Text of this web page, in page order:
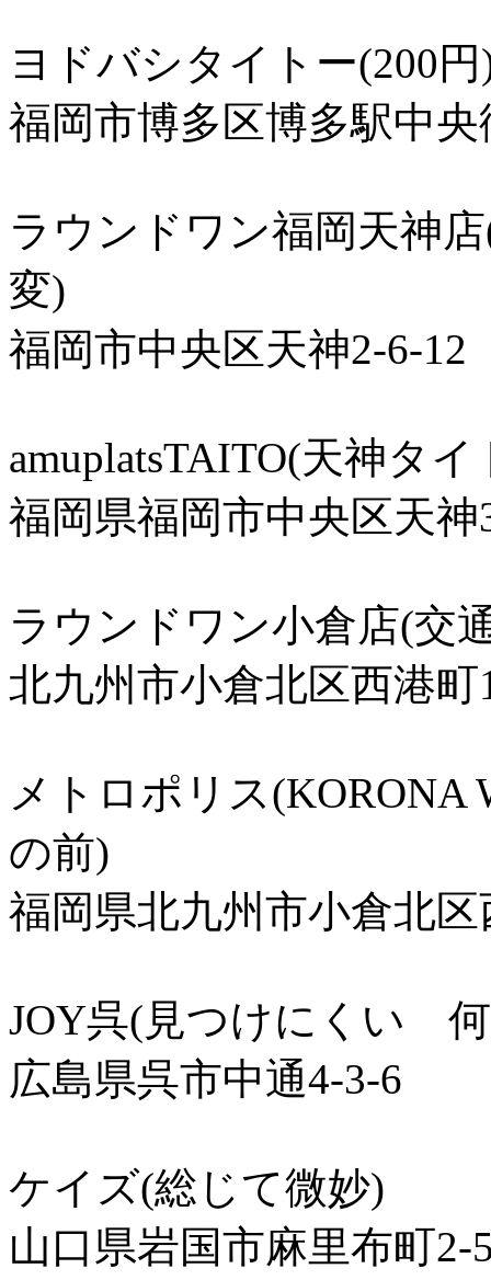
ヨドバシタイトー(200円
福岡市博多区博多駅中央
ラウンドワン福岡天神
変)
福岡市中央区天神2-6-12
amuplatsTAITO(天神タ
福岡県福岡市中央区天神
ラウンドワン小倉店(交
北九州市小倉北区西港町
メトロポリス
の前)
福岡県北九州市小倉北区
JOY呉(見つけにくい
広島県呉市中通4-3-6
ケイズ(総じて微妙)
山口県岩国市麻里布町2-